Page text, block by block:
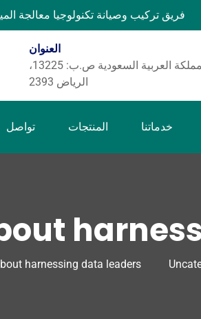
فريق تركيب وصيانة تكنولوجيا معالجة
العنوان
المملكة العربية السعودية ص.ب: 13225،
الرياض 2393
خدماتنا المنتجات تواصل
harnessing data leaders.